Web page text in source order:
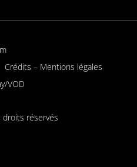
Crédits – Mentions légales
VOD
réservés